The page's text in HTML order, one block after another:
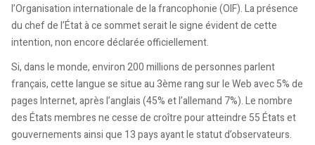
l’Organisation internationale de la francophonie (OIF). La présence
du chef de l’État à ce sommet serait le signe évident de cette
intention, non encore déclarée officiellement.
Si, dans le monde, environ 200 millions de personnes parlent
français, cette langue se situe au 3ème rang sur le Web avec 5% de
pages Internet, après l’anglais (45% et l’allemand 7%). Le nombre
des États membres ne cesse de croître pour atteindre 55 États et
gouvernements ainsi que 13 pays ayant le statut d’observateurs.